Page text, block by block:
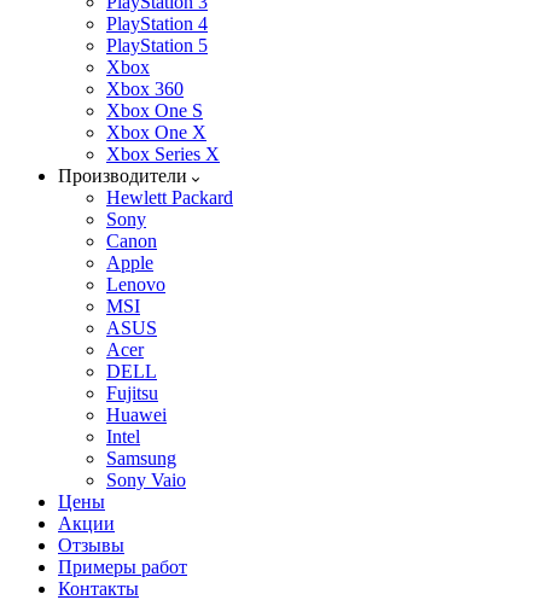
PlayStation 4
PlayStation 5
Xbox
Xbox 360
Xbox One S
Xbox One X
Xbox Series X
Производители
Hewlett Packard
Sony
Canon
Apple
Lenovo
MSI
ASUS
Acer
DELL
Fujitsu
Huawei
Intel
Samsung
Sony Vaio
Цены
Акции
Отзывы
Примеры работ
Контакты